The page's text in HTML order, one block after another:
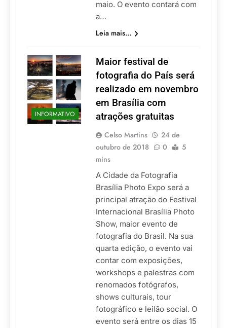
maio. O evento contará com
a…
Leia mais...
INFORMATIVO
Maior festival de
fotografia do País será
realizado em novembro
em Brasília com
atrações gratuitas
Celso Martins
24 de
outubro de 2018
0
5
mins
A Cidade da Fotografia
Brasília Photo Expo será a
principal atração do Festival
Internacional Brasília Photo
Show, maior evento de
fotografia do Brasil. Na sua
quarta edição, o evento vai
contar com exposições,
workshops e palestras com
renomados fotógrafos,
shows culturais, tour
fotográfico e leilão social. O
evento será entre os dias 15